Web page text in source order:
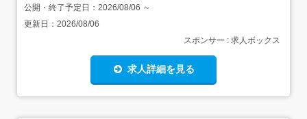
公開・終了予定日： 2026/08/06 ～
更新日： 2026/08/06
スポンサー : 求人ボックス
求人詳細を見る